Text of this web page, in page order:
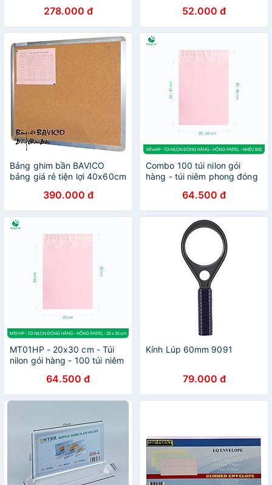
278.000 đ
chịu tải 2.7 kg (6 dải 3 cặp)
52.000 đ
Bảng ghim bần BAVICO
bảng giá rẻ tiện lợi 40x60cm
390.000 đ
Combo 100 túi nilon gói
hàng - túi niêm phong đóng
NHIỀU KÍCH THƯỚC
64.500 đ
MT01HP - 20x30 cm - Túi
nilon gói hàng - 100 túi niêm
64.500 đ
Kính Lúp 60mm 9091
79.000 đ